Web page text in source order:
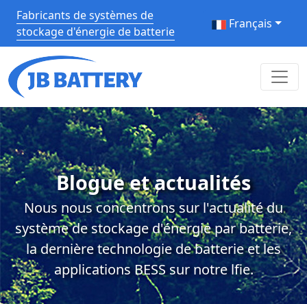
Fabricants de systèmes de
stockage d'énergie de batterie
Français
Blogue et actualités
Nous nous concentrons sur l'actualité du
système de stockage d'énergie par batterie,
la dernière technologie de batterie et les
applications BESS sur notre lfie.